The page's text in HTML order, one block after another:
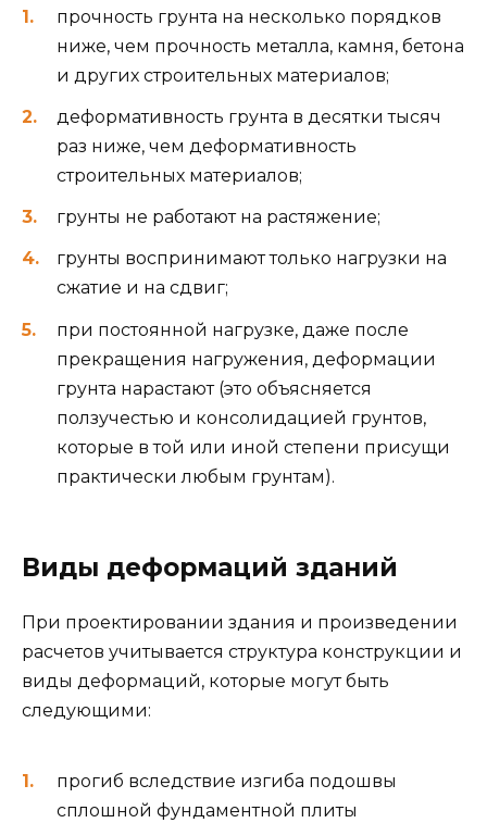
прочность грунта на несколько порядков
ниже, чем прочность металла, камня, бетона
и других строительных материалов;
деформативность грунта в десятки тысяч
раз ниже, чем деформативность
строительных материалов;
грунты не работают на растяжение;
грунты воспринимают только нагрузки на
сжатие и на сдвиг;
при постоянной нагрузке, даже после
прекращения нагружения, деформации
грунта нарастают (это объясняется
ползучестью и консолидацией грунтов,
которые в той или иной степени присущи
практически любым грунтам).
Виды деформаций зданий
При проектировании здания и произведении
расчетов учитывается структура конструкции и
виды деформаций, которые могут быть
следующими:
прогиб вследствие изгиба подошвы
сплошной фундаментной плиты